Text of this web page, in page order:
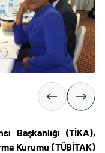
Başkanlığı (TİKA),
Kurumu (TÜBİTAK)